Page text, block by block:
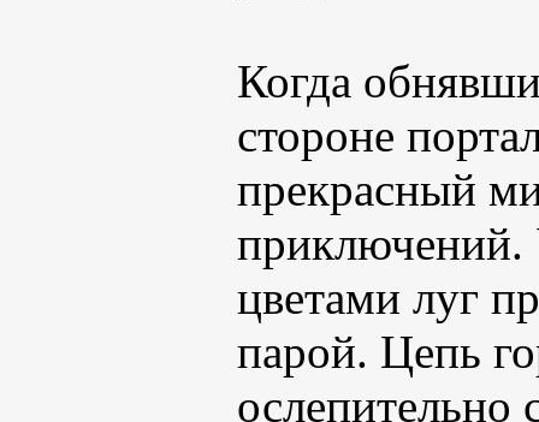
Когда
стороне
прекрасный
цветами луг
парой. Цепь